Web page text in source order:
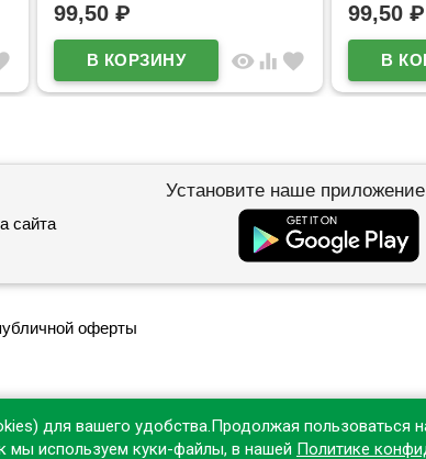
99,50₽
visibilityequalizerfavorite
99,50₽
сайта
Установите наше
оферты
для вашего удобства.Продолжая пользоваться
мы используем куки-файлы, в нашей Политике